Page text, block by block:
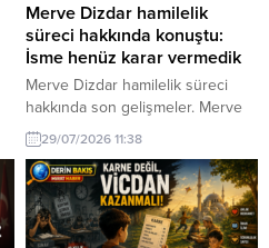
Merve Dizdar hamilelik
süreci hakkında konuştu:
İsme henüz karar vermedik
Merve Dizdar hamilelik süreci
hakkında son gelişmeler. Merve
Dizdar, hamilelik süreci ve
bebeğinin ismi hakkında bilgiler
verdi. Henüz isme karar
vermediklerini belirtti.
29/07/2026 11:38